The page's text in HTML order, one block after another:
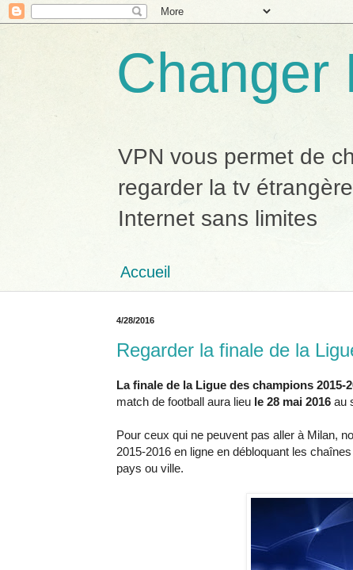
Changer
VPN vous permet de
regarder la tv
Internet sans limites
Accueil
4/28/2016
Regarder la finale de la
La finale de la Ligue des champions 2015-
match de football aura lieu le 28 mai 2016 au
Pour ceux qui ne peuvent pas aller à Milan,
2015-2016 en ligne en débloquant les
pays ou ville.